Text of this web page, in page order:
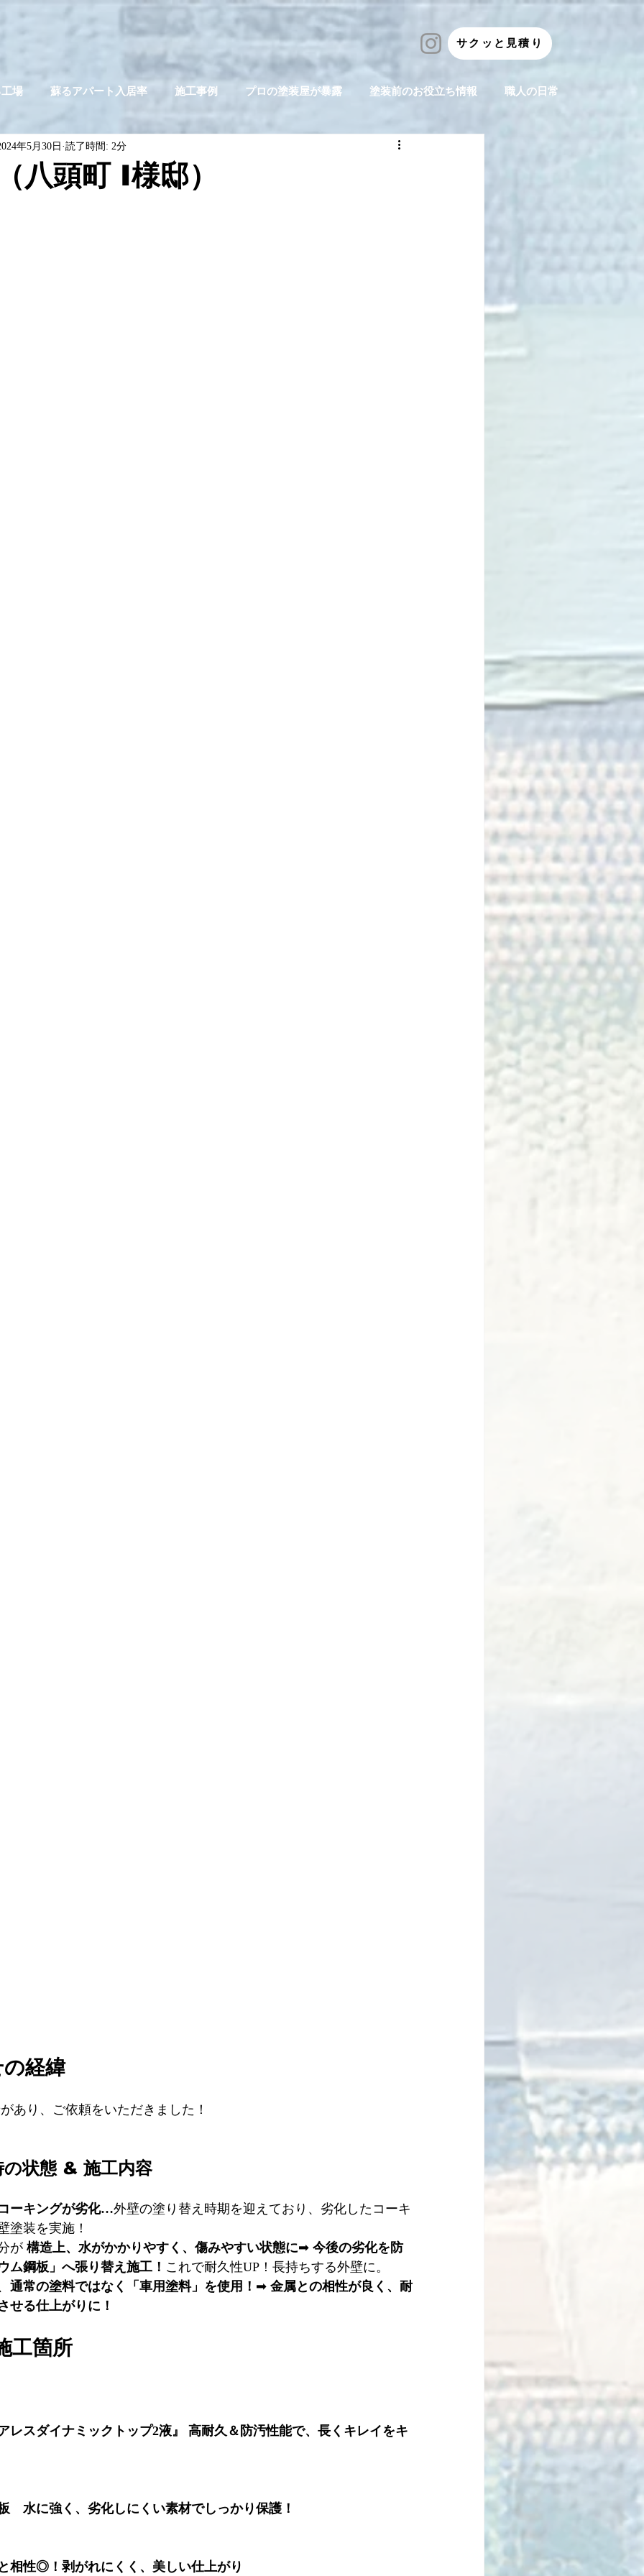
サクッと見積り
場 蘇るアパート入居率 施工事例 プロの塗装屋が暴露 塗装前のお役立ち情報 職人の日常
八頭町 I様邸）
年5月30日 読了時間: 2分
経緯
あり、ご依頼をいただきました！
状態 & 施工内容
ーキングが劣化…外壁の塗り替え時期を迎えており、劣化したコーキ
塗装を実施！
が 構造上、水がかかりやすく、傷みやすい状態に➡ 今後の劣化を防
ム鋼板」へ張り替え施工！ これで耐久性UP！長持ちする外壁に。
通常の塗料ではなく「車用塗料」を使用！ ➡ 金属との相性が良く、耐
せる仕上がりに！
工箇所
レスダイナミックトップ2液』 高耐久＆防汚性能で、長くキレイをキ
　水に強く、劣化しにくい素材でしっかり保護！
相性◎！剥がれにくく、美しい仕上がり